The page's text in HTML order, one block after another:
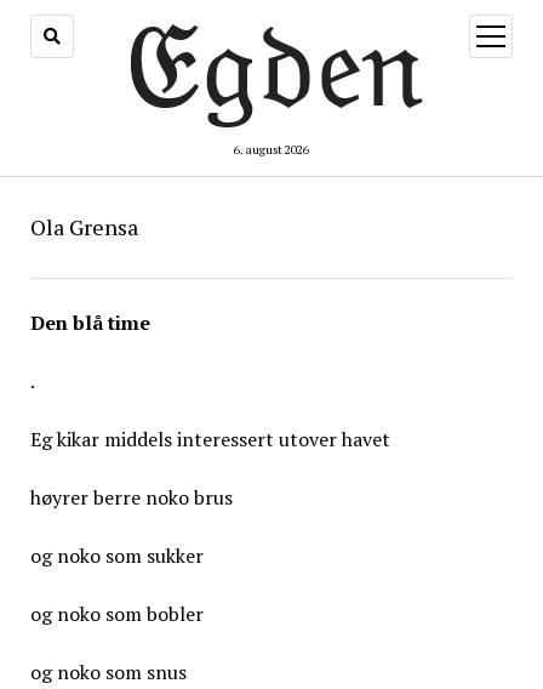
6. august 2026
åpne
meny
Ola Grensa
Den blå time
.
Eg kikar middels interessert utover havet
høyrer berre noko brus
og noko som sukker
og noko som bobler
og noko som snus